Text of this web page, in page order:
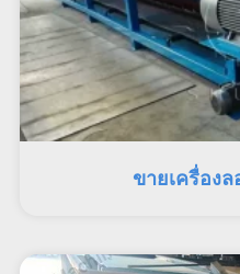
ขายเครื่อง